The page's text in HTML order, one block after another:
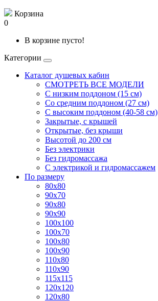
Корзина
0
В корзине пусто!
Категории
Каталог душевых кабин
СМОТРЕТЬ ВСЕ МОДЕЛИ
С низким поддоном (15 см)
Со средним поддоном (27 см)
С высоким поддоном (40-58 см)
Закрытые, с крышей
Открытые, без крыши
Высотой до 200 см
Без электрики
Без гидромассажа
С электрикой и гидромассажем
По размеру
80x80
90x70
90x80
90x90
100x100
100x70
100x80
100x90
110x80
110x90
115x115
120x120
120x80